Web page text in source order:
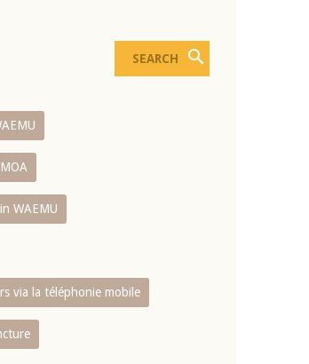
WAEMU
via la téléphonie mobile